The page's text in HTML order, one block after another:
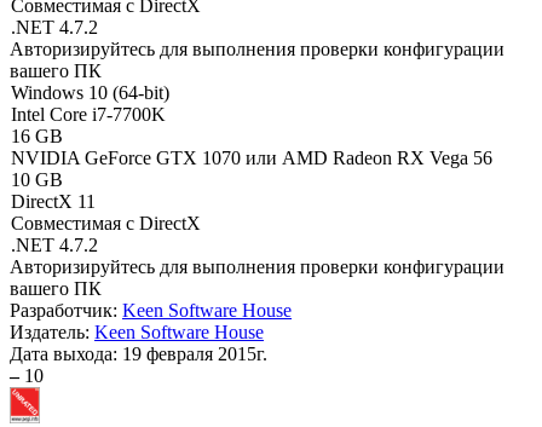
Совместимая с DirectX
.NET 4.7.2
Авторизируйтесь для выполнения проверки конфигурации
вашего ПК
Windows 10 (64-bit)
Intel Core i7-7700K
16 GB
NVIDIA GeForce GTX 1070 или AMD Radeon RX Vega 56
10 GB
DirectX 11
Совместимая с DirectX
.NET 4.7.2
Авторизируйтесь для выполнения проверки конфигурации
вашего ПК
Разработчик: Keen Software House
Издатель: Keen Software House
Дата выхода: 19 февраля 2015г.
– 10